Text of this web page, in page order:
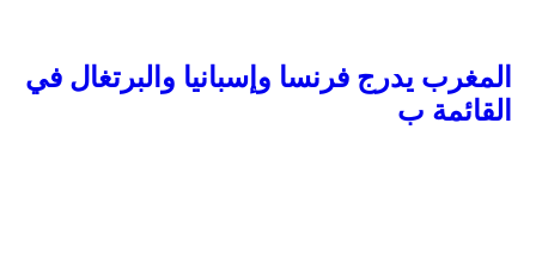
المغرب يدرج فرنسا وإسبانيا والبرتغال في
القائمة ب